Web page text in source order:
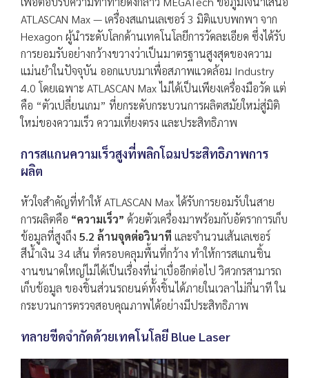
ATLASCAN Max — เครื่องสแกนเลเซอร์ 3 มิติแบบพกพา จาก
Hexagon ผู้นำระดับโลกด้านเทคโนโลยีการวัดละเอียด ซึ่งได้รับ
การยอมรับอย่างกว้างขวางว่าเป็นมาตรฐานสูงสุดของความ
แม่นยำในปัจจุบัน ออกแบบมาเพื่อสภาพแวดล้อม Industry
4.0 โดยเฉพาะ ATLASCAN Max ไม่ได้เป็นเพียงเครื่องมือวัด แต่
คือ “ตัวเปลี่ยนเกม” ที่ยกระดับกระบวนการผลิตสมัยใหม่สู่มิติ
ใหม่ของความเร็ว ความเที่ยงตรง และประสิทธิภาพ
การสแกนความเร็วสูงที่พลิกโฉมประสิทธิภาพการ
ผลิต
หัวใจสำคัญที่ทำให้ ATLASCAN Max ได้รับการยอมรับในสาย
การผลิตคือ “ความเร็ว” ด้วยตัวเครื่องมาพร้อมกับอัตราการเก็บ
ข้อมูลที่สูงถึง 5.2 ล้านจุดต่อวินาที และจำนวนเส้นเลเซอร์
สีน้ำเงิน 34 เส้น ที่ครอบคลุมพื้นที่กว้าง ทำให้การสแกนชิ้น
งานขนาดใหญ่ไม่ได้เป็นเรื่องที่น่าเบื่ออีกต่อไป วิศวกรสามารถ
เก็บข้อมูล ของชิ้นส่วนรถยนต์ทั้งชิ้นได้ภายในเวลาไม่กี่นาที ใน
กระบวนการตรวจสอบคุณภาพได้อย่างมีประสิทธิภาพ
ทลายขีดจำกัดด้วยเทคโนโลยี Blue Laser